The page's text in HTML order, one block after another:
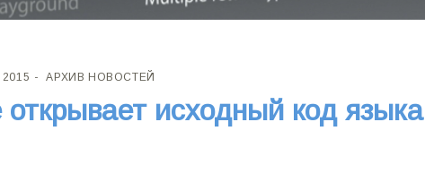
АРХИВ НОВОСТЕЙ
открывает исходный код языка